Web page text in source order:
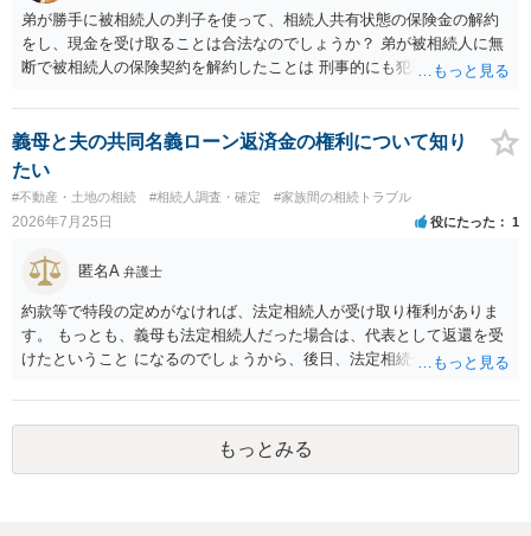
弟が勝手に被相続人の判子を使って、相続人共有状態の保険金の解約
をし、現金を受け取ることは合法なのでしょうか？ 弟が被相続人に無
断で被相続人の保険契約を解約したことは 刑事的にも犯罪となる可能
された書類のコピーを取得して、弁護士に面談で詳しい事情を話して
相談 されたら良いと思います。
義母と夫の共同名義ローン返済金の権利について知り
たい
#不動産・土地の相続 #相続人調査・確定 #家族間の相続トラブル
2026年7月25日 役にたった 1
匿名A 弁護士
約款等で特段の定めがなければ、法定相続人が受け取り権利がありま
す。 もっとも、義母も法定相続人だった場合は、代表として返還を受
けたということ になるのでしょうから、後日、法定相続分に基づいて
もっとみる